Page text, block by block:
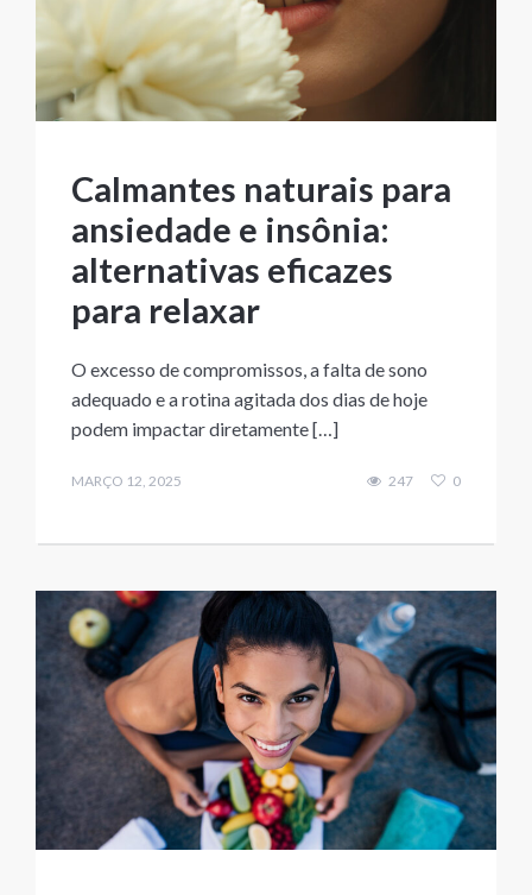
Calmantes naturais para
ansiedade e insônia:
alternativas eficazes
para relaxar
O excesso de compromissos, a falta de sono
adequado e a rotina agitada dos dias de hoje
podem impactar diretamente […]
MARÇO 12, 2025 247 0